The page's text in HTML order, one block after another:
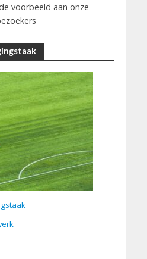
voorbeeld aan onze